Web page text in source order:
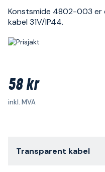
Konstsmide 4802-003 er
kabel 31V/IP44.
58 kr
inkl. MVA
Transparent kabel